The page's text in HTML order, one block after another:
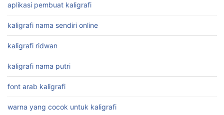
aplikasi pembuat kaligrafi
kaligrafi nama sendiri online
kaligrafi ridwan
kaligrafi nama putri
font arab kaligrafi
warna yang cocok untuk kaligrafi